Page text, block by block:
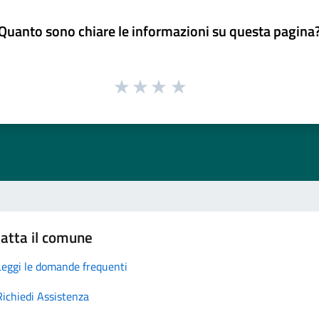
sono chiare le informazioni su questa
il comune
le domande frequenti
Assistenza